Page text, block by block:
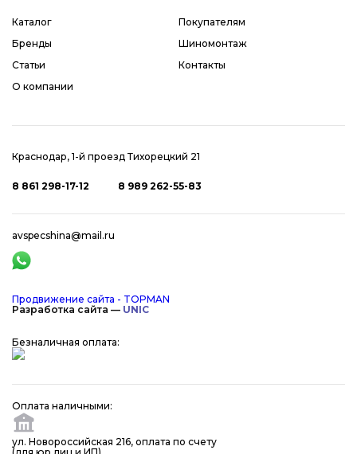
Каталог
Бренды
Статьи
О компании
Покупателям
Шиномонтаж
Контакты
Краснодар, 1-й проезд Тихорецкий 21
8 861 298-17-12 8 989 262-55-83
avspecshina@mail.ru
Продвижение сайта - TOPMAN
Разработка сайта — UNIC
Безналичная оплата:
Оплата наличными:
ул. Новороссийская 216, оплата по счету